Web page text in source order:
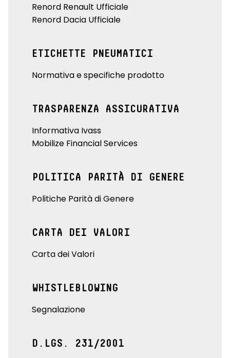
Renord Renault Ufficiale
Renord Dacia Ufficiale
ETICHETTE PNEUMATICI
Normativa e specifiche prodotto
TRASPARENZA ASSICURATIVA
Informativa Ivass
Mobilize Financial Services
POLITICA PARITÀ DI GENERE
Politiche Parità di Genere
CARTA DEI VALORI
Carta dei Valori
WHISTLEBLOWING
Segnalazione
D.LGS. 231/2001